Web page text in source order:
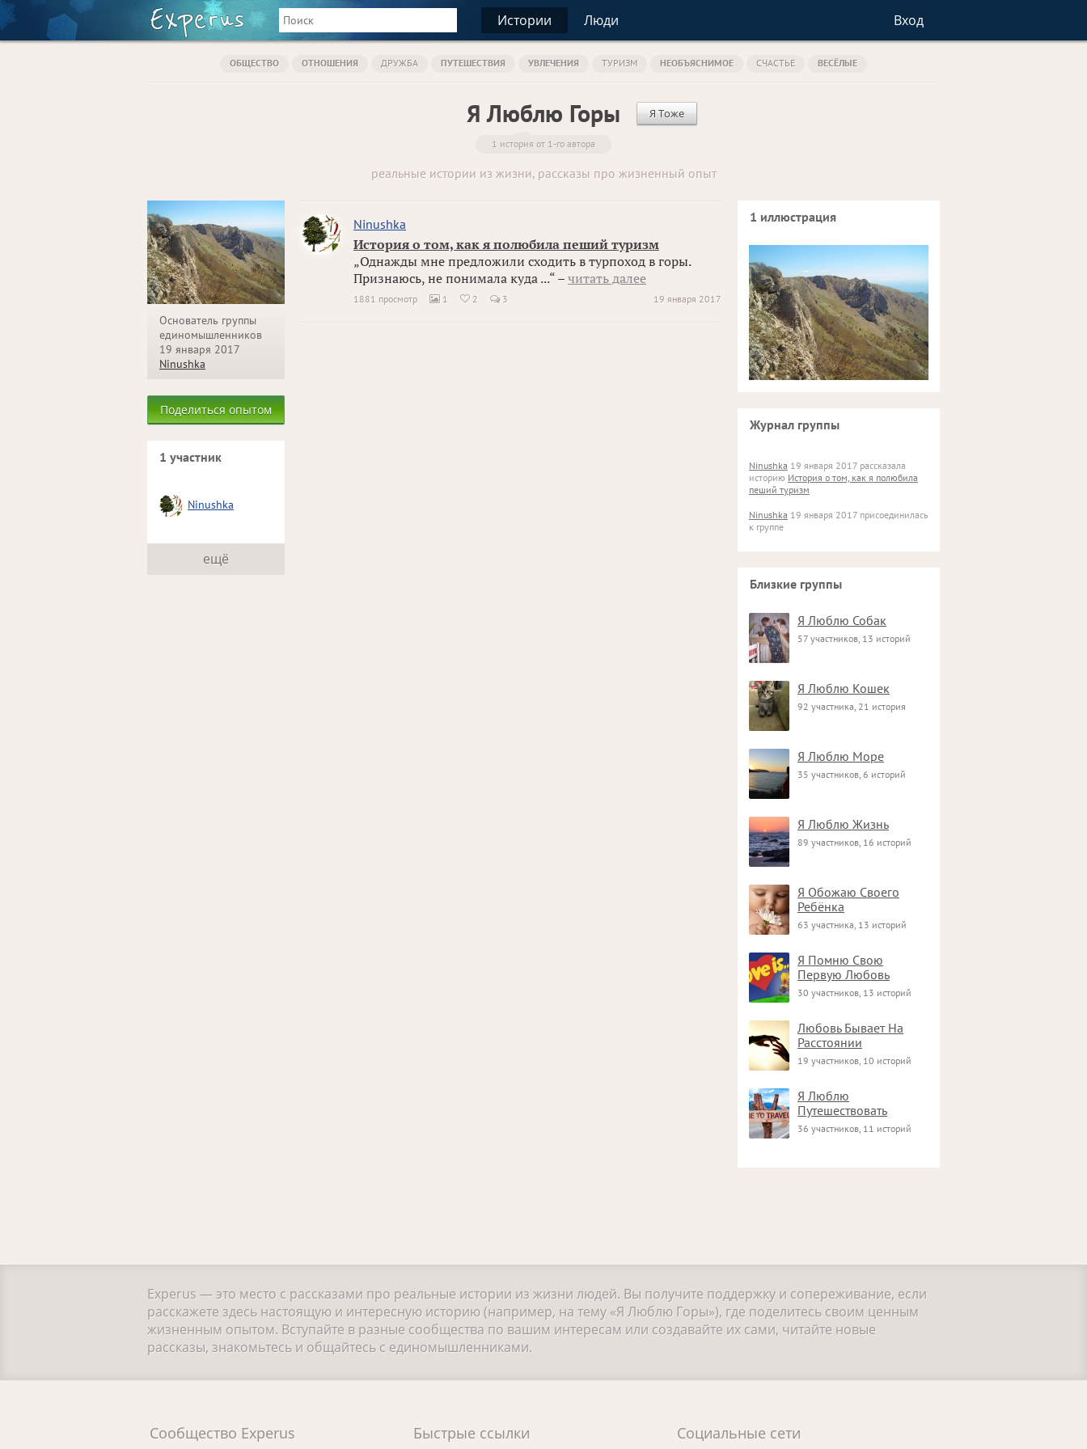
Истории Люди Вход
ОБЩЕСТВО ОТНОШЕНИЯ ДРУЖБА ПУТЕШЕСТВИЯ УВЛЕЧЕНИЯ ТУРИЗМ НЕОБЪЯСНИМОЕ СЧАСТЬЕ ВЕСЁЛЫЕ
Я Люблю Горы Я Тоже
1 история от 1-го автора
реальные истории из жизни, рассказы про жизненный опыт
Основатель группы
единомышленников
19 января 2017
Ninushka
Поделиться опытом
1 участник
Ninushka
ещё
Ninushka
История о том, как я полюбила пеший туризм
„Однажды мне предложили сходить в турпоход в горы.
Признаюсь, не понимала куда ...“ – читать далее
19 января 2017
1881 просмотр  1  2 3
1 иллюстрация
Журнал группы
Ninushka 19 января 2017 рассказала
историю История о том, как я полюбила
пеший туризм
Ninushka 19 января 2017 присоединилась
к группе
Близкие группы
Я Люблю Собак
57 участников, 13 историй
Я Люблю Кошек
92 участника, 21 история
Я Люблю Море
35 участников, 6 историй
Я Люблю Жизнь
89 участников, 16 историй
Я Обожаю Своего
Ребёнка
63 участника, 13 историй
Я Помню Свою
Первую Любовь
30 участников, 13 историй
Любовь Бывает На
Расстоянии
19 участников, 10 историй
Я Люблю
Путешествовать
36 участников, 11 историй
Experus — это место с рассказами про реальные истории из жизни людей. Вы получите поддержку и сопереживание, если
расскажете здесь настоящую и интересную историю (например, на тему «Я Люблю Горы»), где поделитесь своим ценным
жизненным опытом. Вступайте в разные сообщества по вашим интересам или создавайте их сами, читайте новые
рассказы, знакомьтесь и общайтесь с единомышленниками.
Сообщество Experus Быстрые ссылки Социальные сети